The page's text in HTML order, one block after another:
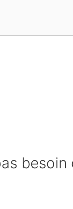
besoin